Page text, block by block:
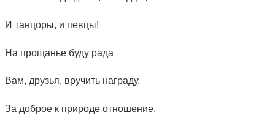
И танцоры, и певцы!
На прощанье буду рада
Вам, друзья, вручить награду.
За доброе к природе отношение,